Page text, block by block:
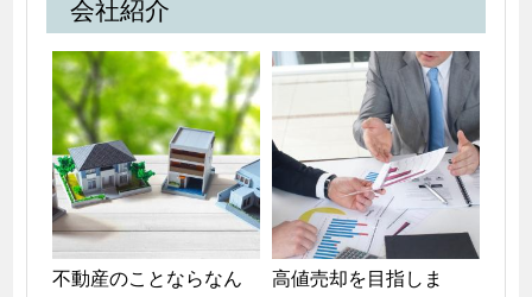
会社紹介
不動産のことならなん
高値売却を目指しま